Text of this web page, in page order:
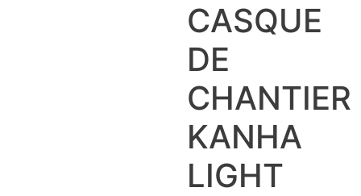
CASQUE
DE
CHANTIER
KANHA
LIGHT